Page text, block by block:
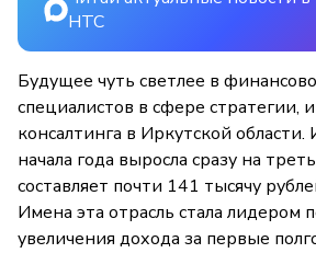
НТС
Будущее чуть светлее в
специалистов в сфере стратегии,
консалтинга в Иркутской области.
начала года выросла сразу на
составляет почти 141 тысячу
Имена эта отрасль стала лидером
увеличения дохода за первые